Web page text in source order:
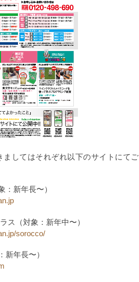
ましてはそれぞれ以下のサイトにて
：新年長〜）
ス（対象：新年中〜）
sorocco/
新年長〜）